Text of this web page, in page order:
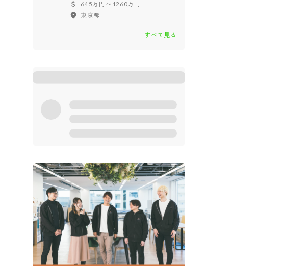
645万円〜1260万円
東京都
すべて見る